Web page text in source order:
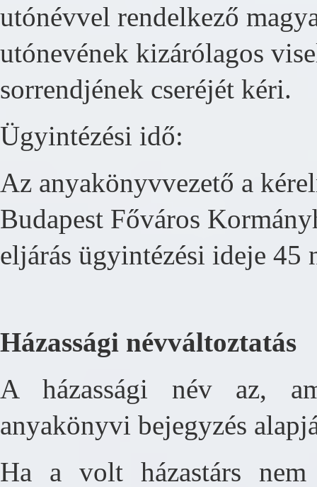
utónévvel rendelkező
utónevének kizárólagos
sorrendjének cseréjét kéri.
Ügyintézési idő:
Az anyakönyvvezető a
Budapest Főváros
eljárás ügyintézési ideje 45
Házassági névváltoztatás
A házassági név az,
anyakönyvi bejegyzés
Ha a volt házastárs